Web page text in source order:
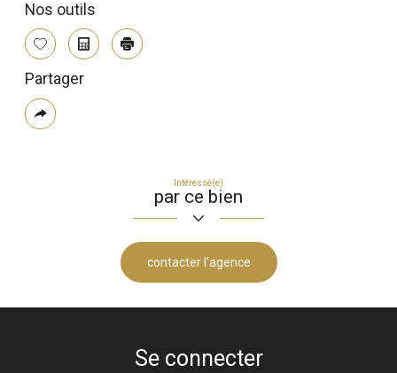
Nos outils
SélectionnerCalculatriceImprimer
Partager
Plus
de
Intéressé(e)
par ce bien
contacter l'agence
Se connecter